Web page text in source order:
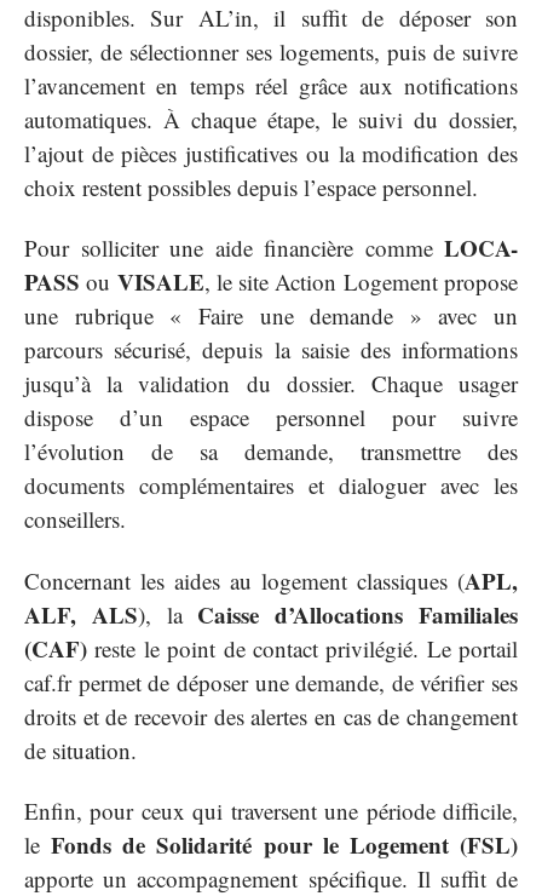
disponibles. Sur AL’in, il suffit de déposer son
dossier, de sélectionner ses logements, puis de suivre
l’avancement en temps réel grâce aux notifications
automatiques. À chaque étape, le suivi du dossier,
l’ajout de pièces justificatives ou la modification des
choix restent possibles depuis l’espace personnel.
Pour solliciter une aide financière comme LOCA-
PASS ou VISALE, le site Action Logement propose
une rubrique « Faire une demande » avec un
parcours sécurisé, depuis la saisie des informations
jusqu’à la validation du dossier. Chaque usager
dispose d’un espace personnel pour suivre
l’évolution de sa demande, transmettre des
documents complémentaires et dialoguer avec les
conseillers.
Concernant les aides au logement classiques (APL,
ALF, ALS), la Caisse d’Allocations Familiales
(CAF) reste le point de contact privilégié. Le portail
caf.fr permet de déposer une demande, de vérifier ses
droits et de recevoir des alertes en cas de changement
de situation.
Enfin, pour ceux qui traversent une période difficile,
leFonds de Solidarité pour le Logement (FSL)
apporte un accompagnement spécifique. Il suffit de